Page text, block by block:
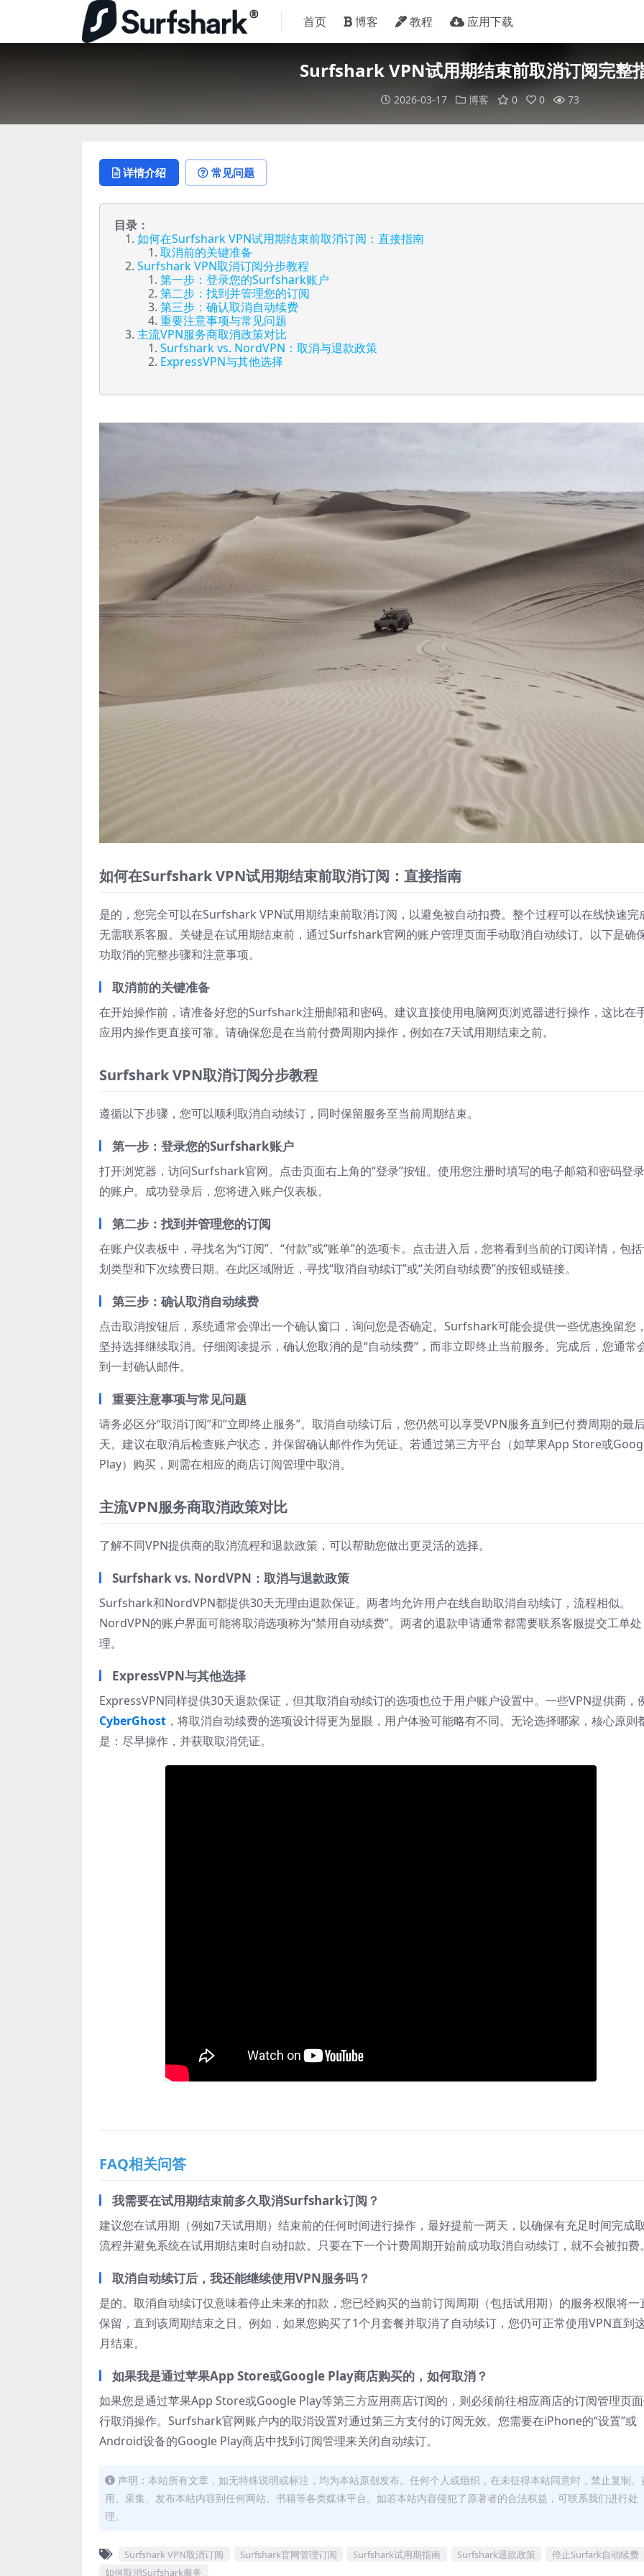
首页 博客 教程 应用下载
Surfshark VPN试用期结束前取消订阅完整
2026-03-17 博客 0 0 73
详情介绍 常见问题
目录：
如何在Surfshark VPN试用期结束前取消订阅：直接指南
取消前的关键准备
Surfshark VPN取消订阅分步教程
第一步：登录您的Surfshark账户
第二步：找到并管理您的订阅
第三步：确认取消自动续费
重要注意事项与常见问题
主流VPN服务商取消政策对比
Surfshark vs. NordVPN：取消与退款政策
ExpressVPN与其他选择
如何在Surfshark VPN试用期结束前取消订阅：直接指南
是的，您完全可以在Surfshark VPN试用期结束前取消订阅，以避免被自动扣费。整个过程可以在线快速完
无需联系客服。关键是在试用期结束前，通过Surfshark官网的账户管理页面手动取消自动续订。以下是确
功取消的完整步骤和注意事项。
取消前的关键准备
在开始操作前，请准备好您的Surfshark注册邮箱和密码。建议直接使用电脑网页浏览器进行操作，这比在
应用内操作更直接可靠。请确保您是在当前付费周期内操作，例如在7天试用期结束之前。
Surfshark VPN取消订阅分步教程
遵循以下步骤，您可以顺利取消自动续订，同时保留服务至当前周期结束。
第一步：登录您的Surfshark账户
打开浏览器，访问Surfshark官网。点击页面右上角的“登录”按钮。使用您注册时填写的电子邮箱和密码登
的账户。成功登录后，您将进入账户仪表板。
第二步：找到并管理您的订阅
在账户仪表板中，寻找名为“订阅”、“付款”或“账单”的选项卡。点击进入后，您将看到当前的订阅详情，包
划类型和下次续费日期。在此区域附近，寻找“取消自动续订”或“关闭自动续费”的按钮或链接。
第三步：确认取消自动续费
点击取消按钮后，系统通常会弹出一个确认窗口，询问您是否确定。Surfshark可能会提供一些优惠挽留您
坚持选择继续取消。仔细阅读提示，确认您取消的是“自动续费”，而非立即终止当前服务。完成后，您通常
到一封确认邮件。
重要注意事项与常见问题
请务必区分“取消订阅”和“立即终止服务”。取消自动续订后，您仍然可以享受VPN服务直到已付费周期的最
天。建议在取消后检查账户状态，并保留确认邮件作为凭证。若通过第三方平台（如苹果App Store或
Play）购买，则需在相应的商店订阅管理中取消。
主流VPN服务商取消政策对比
了解不同VPN提供商的取消流程和退款政策，可以帮助您做出更灵活的选择。
Surfshark vs. NordVPN：取消与退款政策
Surfshark和NordVPN都提供30天无理由退款保证。两者均允许用户在线自助取消自动续订，流程相似。
NordVPN的账户界面可能将取消选项称为“禁用自动续费”。两者的退款申请通常都需要联系客服提交工单处
理。
ExpressVPN与其他选择
ExpressVPN同样提供30天退款保证，但其取消自动续订的选项也位于用户账户设置中。一些VPN提供商，
CyberGhost ，将取消自动续费的选项设计得更为显眼，用户体验可能略有不同。无论选择哪家，核心原则
是：尽早操作，并获取取消凭证。
FAQ相关问答
我需要在试用期结束前多久取消Surfshark订阅？
建议您在试用期（例如7天试用期）结束前的任何时间进行操作，最好提前一两天，以确保有充足时间完成
流程并避免系统在试用期结束时自动扣款。只要在下一个计费周期开始前成功取消自动续订，就不会被扣费
取消自动续订后，我还能继续使用VPN服务吗？
是的。取消自动续订仅意味着停止未来的扣款，您已经购买的当前订阅周期（包括试用期）的服务权限将一
保留，直到该周期结束之日。例如，如果您购买了1个月套餐并取消了自动续订，您仍可正常使用VPN直到
月结束。
如果我是通过苹果App Store或Google Play商店购买的，如何取消？
如果您是通过苹果App Store或Google Play等第三方应用商店订阅的，则必须前往相应商店的订阅管理页
行取消操作。Surfshark官网账户内的取消设置对通过第三方支付的订阅无效。您需要在iPhone的“设置”或
Android设备的Google Play商店中找到订阅管理来关闭自动续订。
声明：本站所有文章，如无特殊说明或标注，均为本站原创发布。任何个人或组织，在未征得本站同意时，禁止复制、
用、采集、发布本站内容到任何网站、书籍等各类媒体平台。如若本站内容侵犯了原著者的合法权益，可联系我们进行处
理。
Surfshark VPN取消订阅 Surfshark官网管理订阅 Surfshark试用期指南 Surfshark退款政策
停止Surfark自动续费
如何取消Surfshark服务